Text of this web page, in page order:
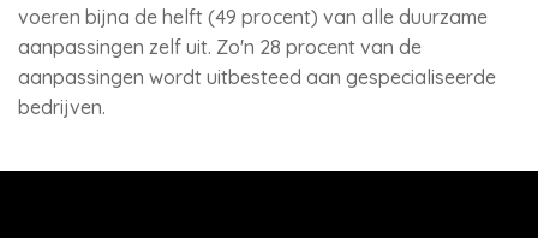
voeren bijna de helft (49 procent) van alle duurzame
aanpassingen zelf uit. Zo'n 28 procent van de
aanpassingen wordt uitbesteed aan gespecialiseerde
bedrijven.